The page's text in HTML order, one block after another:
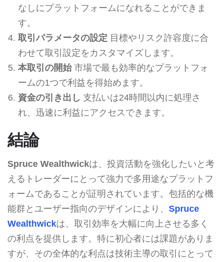
なしにプラットフォームになれることができま
す。
取引パラメータの設定 目標やリスク許容度に合
わせて取引設定をカスタマイズします。
本取引の開始市場で最も効率的なプラットフォ
ームの1つで利益を得始めます。
資金の引き出し 支払いは24時間以内に処理さ
れ、迅速に利益にアクセスできます。
結論
Spruce Wealthwickは、投資活動を強化したいと考
えるトレーダーにとって強力で多用途なプラットフ
ォームであることが証明されています。包括的な機
能群とユーザー指向のデザインにより、 Spruce
Wealthwickは、取引効率を大幅に向上させる多く
の利点を提供します。特に初心者には課題がありま
すが、その全体的な利点は技術主導の取引にとって